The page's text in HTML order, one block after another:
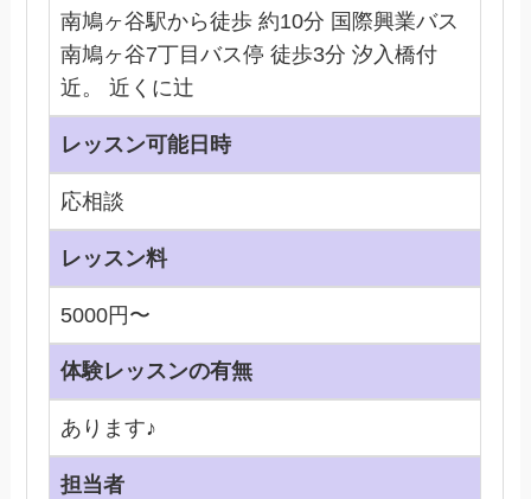
南鳩ヶ谷駅から徒歩 約10分 国際興業バス
南鳩ヶ谷7丁目バス停 徒歩3分 汐入橋付
近。 近くに辻
レッスン可能日時
応相談
レッスン料
5000円〜
体験レッスンの有無
あります♪
担当者